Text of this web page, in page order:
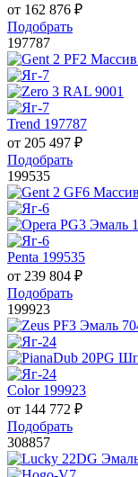
от 162 876 ₽
Подобрать
197787
Trend 197787
от 205 497 ₽
Подобрать
199535
Penta 199535
от 239 804 ₽
Подобрать
199923
Color 199923
от 144 772 ₽
Подобрать
308857